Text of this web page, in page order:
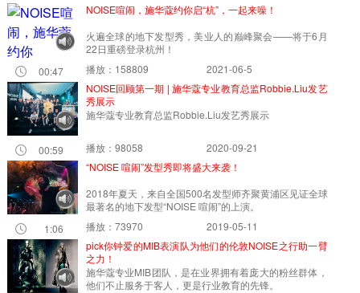
00:47
NOISE喧闹，施华蔻约你启“杭”，一起来噪！
火遍全球的地下发型秀，美业人的巅峰聚会——将于6月
22日重磅登录杭州！
播放：158809
2021-06-5
00:59
NOISE回顾第一期 | 施华蔻专业教育总监Robbie.Liu发艺
秀展示
施华蔻专业教育总监Robbie.Liu发艺秀展示
播放：98058 2020-09-21
1:06
“NOISE 喧闹”发型秀即将盛大来袭！
2018年夏天，来自全国500名发型师齐聚黄浦区见证全球
最著名的地下发型“NOISE 喧闹”的上演。
播放：73970
2019-05-11
pick你钟爱的MIB表演队为他们的伦敦NOISE之行助一臂
之力！
施华蔻专业MIB团队，是在业界拥有着庞大的粉丝群体，
他们不止服务于客人，更是行业教育的先锋。